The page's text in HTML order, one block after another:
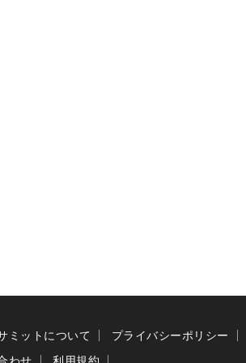
ミットについて プライバシーポリシー